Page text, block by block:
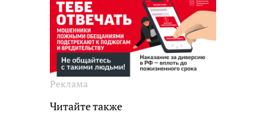
Реклама
Читайте также